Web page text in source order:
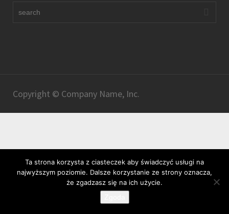
Copyright © Company Name, Inc.
Ta strona korzysta z ciasteczek aby świadczyć usługi na
najwyższym poziomie. Dalsze korzystanie ze strony oznacza,
że zgadzasz się na ich użycie.